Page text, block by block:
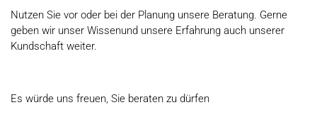
Nutzen Sie vor oder bei der Planung unsere Beratung. Gerne
geben wir unser Wissenund unsere Erfahrung auch unserer
Kundschaft weiter.
Es würde uns freuen, Sie beraten zu dürfen